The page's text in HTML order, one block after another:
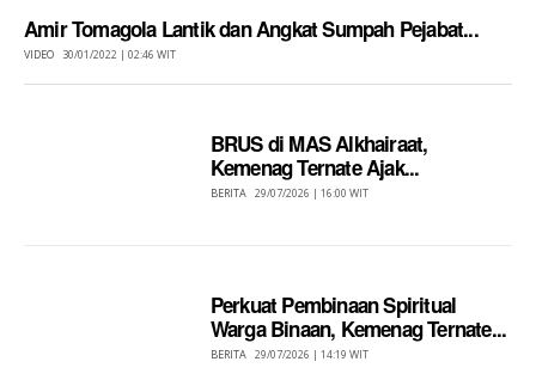
Amir Tomagola Lantik dan Angkat Sumpah Pejabat...
VIDEO 30/01/2022 | 02:46 WIT
BRUS di MAS Alkhairaat,
Kemenag Ternate Ajak...
BERITA 29/07/2026 | 16:00 WIT
Perkuat Pembinaan Spiritual
Warga Binaan, Kemenag Ternate...
BERITA 29/07/2026 | 14:19 WIT